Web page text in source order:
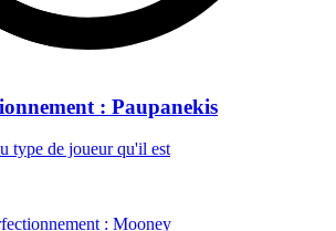
: Paupanekis
type de joueur qu'il est